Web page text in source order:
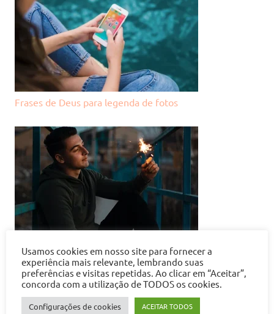
Frases de Deus para legenda de fotos
Textos de aniversário para o ex-namorado
Usamos cookies em nosso site para fornecer a
experiência mais relevante, lembrando suas
preferências e visitas repetidas. Ao clicar em “Aceitar”,
concorda com a utilização de TODOS os cookies.
Configurações de cookies ACEITAR TODOS